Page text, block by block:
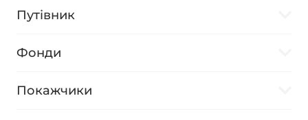
Путівник
Фонди
Покажчики